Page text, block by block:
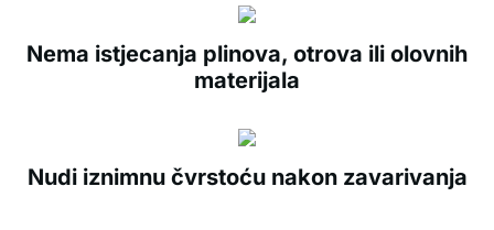
Nema istjecanja plinova, otrova ili olovnih
materijala
Nudi iznimnu čvrstoću nakon zavarivanja